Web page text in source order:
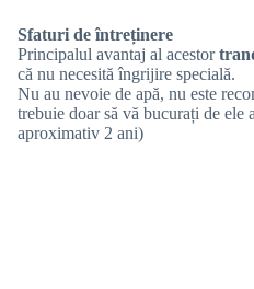
Sfaturi de întreținere
Principalul avantaj al acestor
că nu necesită îngrijire specială.
Nu au nevoie de apă, nu este
trebuie doar să vă bucurați de ele
aproximativ 2 ani)